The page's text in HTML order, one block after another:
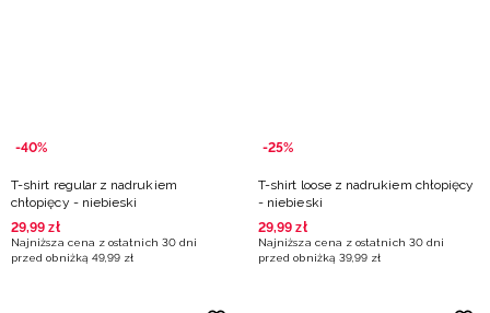
-40%
T-shirt regular z nadrukiem
chłopięcy - niebieski
29,99 zł
Najniższa cena z ostatnich 30 dni
przed obniżką 49,99 zł
-25%
T-shirt loose z nadrukiem chłopięcy
- niebieski
29,99 zł
Najniższa cena z ostatnich 30 dni
przed obniżką 39,99 zł